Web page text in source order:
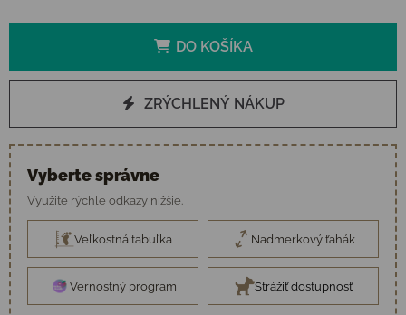
DO KOŠÍKA
ZRÝCHLENÝ NÁKUP
Vyberte správne
Využite rýchle odkazy nižšie.
Veľkostná tabuľka Nadmerkový ťahák
Vernostný program Strážiť dostupnosť